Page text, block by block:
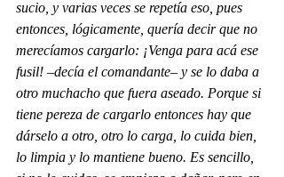
sucio, y varias veces se repetía eso, pues
entonces, lógicamente, quería decir que no
merecíamos cargarlo: ¡Venga para acá ese
fusil! –decía el comandante– y se lo daba a
otro muchacho que fuera aseado. Porque si
tiene pereza de cargarlo entonces hay que
dárselo a otro, otro lo carga, lo cuida bien,
lo limpia y lo mantiene bueno. Es sencillo,